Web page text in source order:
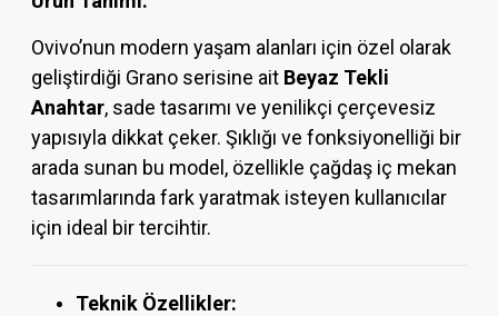
Ovivo’nun modern yaşam alanları için özel olarak
geliştirdiği Grano serisine ait Beyaz Tekli
Anahtar, sade tasarımı ve yenilikçi çerçevesiz
yapısıyla dikkat çeker. Şıklığı ve fonksiyonelliği bir
arada sunan bu model, özellikle çağdaş iç mekan
tasarımlarında fark yaratmak isteyen kullanıcılar
için ideal bir tercihtir.
Teknik Özellikler: